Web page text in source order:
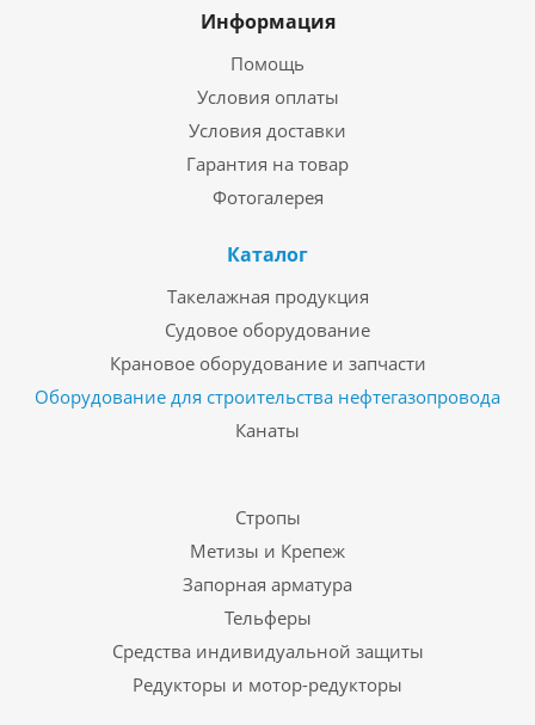
Информация
Помощь
Условия оплаты
Условия доставки
Гарантия на товар
Фотогалерея
Каталог
Такелажная продукция
Судовое оборудование
Крановое оборудование и запчасти
Оборудование для строительства нефтегазопровода
Канаты
Стропы
Метизы и Крепеж
Запорная арматура
Тельферы
Средства индивидуальной защиты
Редукторы и мотор-редукторы